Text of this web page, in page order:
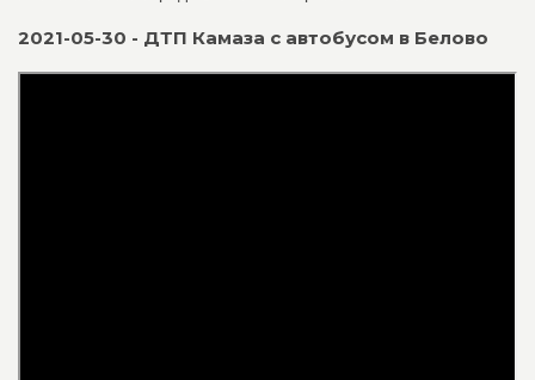
2021-05-30 - ДТП Камаза с автобусом в Белово